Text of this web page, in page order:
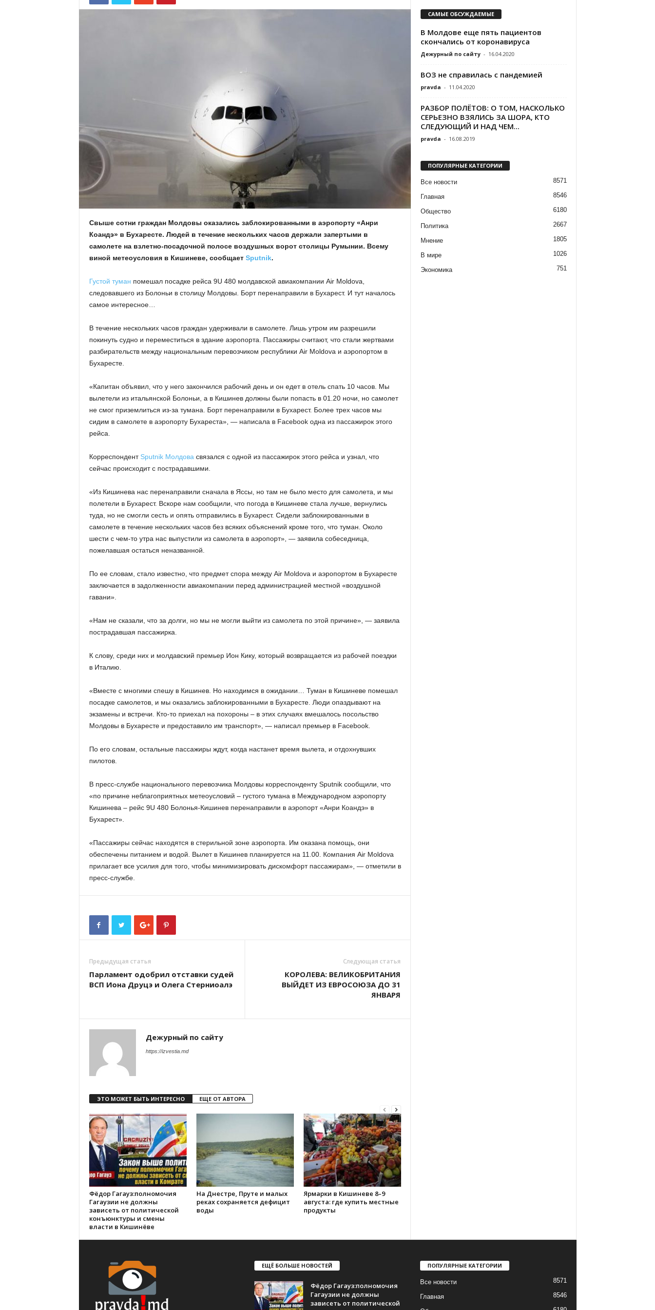
Свыше сотни граждан Молдовы оказались заблокированными в аэропорту «Анри
Коандэ» в Бухаресте. Людей в течение нескольких часов держали запертыми в
самолете на взлетно-посадочной полосе воздушных ворот столицы Румынии. Всему
виной метеоусловия в Кишиневе, сообщает Sputnik.
Густой туман помешал посадке рейса 9U 480 молдавской авиакомпании Air Moldova,
следовавшего из Болоньи в столицу Молдовы. Борт перенаправили в Бухарест. И тут началось
самое интересное…
В течение нескольких часов граждан удерживали в самолете. Лишь утром им разрешили
покинуть судно и переместиться в здание аэропорта. Пассажиры считают, что стали жертвами
разбирательств между национальным перевозчиком республики Air Moldova и аэропортом в
Бухаресте.
«Капитан объявил, что у него закончился рабочий день и он едет в отель спать 10 часов. Мы
вылетели из итальянской Болоньи, а в Кишинев должны были попасть в 01.20 ночи, но самолет
не смог приземлиться из-за тумана. Борт перенаправили в Бухарест. Более трех часов мы
сидим в самолете в аэропорту Бухареста», — написала в Facebook одна из пассажирок этого
рейса.
Корреспондент Sputnik Молдова связался с одной из пассажирок этого рейса и узнал, что
сейчас происходит с пострадавшими.
«Из Кишинева нас перенаправили сначала в Яссы, но там не было место для самолета, и мы
полетели в Бухарест. Вскоре нам сообщили, что погода в Кишиневе стала лучше, вернулись
туда, но не смогли сесть и опять отправились в Бухарест. Сидели заблокированными в
самолете в течение нескольких часов без всяких объяснений кроме того, что туман. Около
шести с чем-то утра нас выпустили из самолета в аэропорт», — заявила собеседница,
пожелавшая остаться неназванной.
По ее словам, стало известно, что предмет спора между Air Moldova и аэропортом в Бухаресте
заключается в задолженности авиакомпании перед администрацией местной «воздушной
гавани».
«Нам не сказали, что за долги, но мы не могли выйти из самолета по этой причине», — заявила
пострадавшая пассажирка.
К слову, среди них и молдавский премьер Ион Кику, который возвращается из рабочей поездки
в Италию.
«Вместе с многими спешу в Кишинев. Но находимся в ожидании… Туман в Кишиневе помешал
посадке самолетов, и мы оказались заблокированными в Бухаресте. Люди опаздывают на
экзамены и встречи. Кто-то приехал на похороны – в этих случаях вмешалось посольство
Молдовы в Бухаресте и предоставило им транспорт», — написал премьер в Facebook.
По его словам, остальные пассажиры ждут, когда настанет время вылета, и отдохнувших
пилотов.
В пресс-службе национального перевозчика Молдовы корреспонденту Sputnik сообщили, что
«по причине неблагоприятных метеоусловий – густого тумана в Международном аэропорту
Кишинева – рейс 9U 480 Болонья-Кишинев перенаправили в аэропорт «Анри Коандэ» в
Бухарест».
«Пассажиры сейчас находятся в стерильной зоне аэропорта. Им оказана помощь, они
обеспечены питанием и водой. Вылет в Кишинев планируется на 11.00. Компания Air Moldova
прилагает все усилия для того, чтобы минимизировать дискомфорт пассажирам», — отметили в
пресс-службе.
Предыдущая статья
Парламент одобрил отставки судей
ВСП Иона Друцэ и Олега Стерниоалэ
Следующая статья
КОРОЛЕВА: ВЕЛИКОБРИТАНИЯ
ВЫЙДЕТ ИЗ ЕВРОСОЮЗА ДО 31
ЯНВАРЯ
Дежурный по сайту
https://izvestia.md
ЭТО МОЖЕТ БЫТЬ ИНТЕРЕСНО ЕЩЕ ОТ АВТОРА
Фёдор Гагауз:полномочия
Гагаузии не должны
зависеть от политической
конъюнктуры и смены
власти в Кишинёве
На Днестре, Пруте и малых
реках сохраняется дефицит
воды
Ярмарки в Кишиневе 8–9
августа: где купить местные
продукты
САМЫЕ ОБСУЖДАЕМЫЕ
В Молдове еще пять пациентов
скончались от коронавируса
Дежурный по сайту - 16.04.2020
ВОЗ не справилась с пандемией
pravda - 11.04.2020
РАЗБОР ПОЛЁТОВ: О ТОМ, НАСКОЛЬКО
СЕРЬЕЗНО ВЗЯЛИСЬ ЗА ШОРА, КТО
СЛЕДУЮЩИЙ И НАД ЧЕМ...
pravda - 16.08.2019
ПОПУЛЯРНЫЕ КАТЕГОРИИ
Все новости 8571
Главная 8546
Общество 6180
Политика 2667
Мнение 1805
В мире 1026
Экономика 751
ЕЩЁ БОЛЬШЕ НОВОСТЕЙ
Фёдор Гагауз:полномочия
Гагаузии не должны
зависеть от политической
ПОПУЛЯРНЫЕ КАТЕГОРИИ
Все новости 8571
Главная 8546